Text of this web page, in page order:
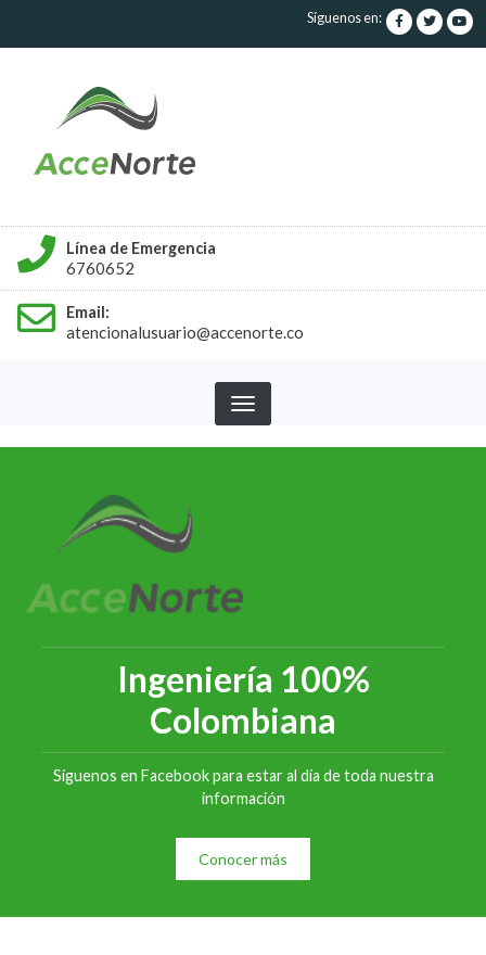
Síguenos en:
Línea de Emergencia
6760652
Email:
atencionalusuario@accenorte.co
Ingeniería 100%
Colombiana
Síguenos en Facebook para estar al día de toda nuestra
información
Conocer más